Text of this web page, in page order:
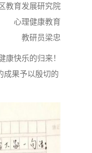
育发展研究院
心理健康教育
教研员梁忠
快乐的归来！
成果予以殷切的